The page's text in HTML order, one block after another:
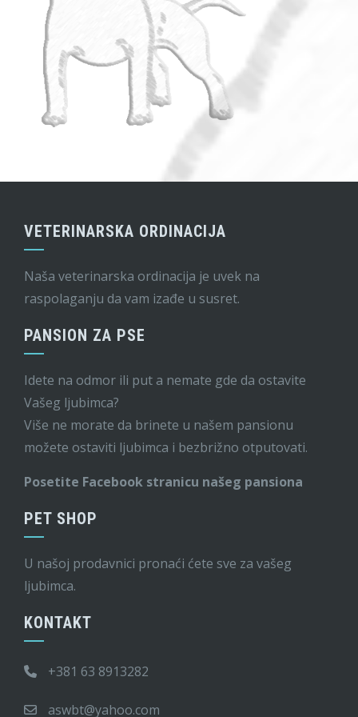
VETERINARSKA ORDINACIJA
Naša veterinarska ordinacija je uvek na
raspolaganju da vam izađe u susret.
PANSION ZA PSE
Idete na odmor ili put a nemate gde da ostavite
Vašeg ljubimca?
Više ne morate da brinete u našem pansionu
možete ostaviti ljubimca i bezbrižno otputovati.
Posetite Facebook stranicu našeg pansiona
PET SHOP
U našoj prodavnici pronaći ćete sve za vašeg
ljubimca.
KONTAKT
+381 63 8913282
aswbt@yahoo.com